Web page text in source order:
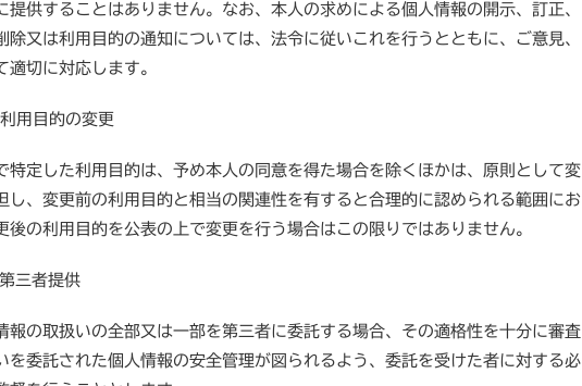
提供することはありません。なお、本人の求めによる個人情報の開示、訂正、
除又は利用目的の通知については、法令に従いこれを行うとともに、ご意見、
適切に対応します。
用目的の変更
特定した利用目的は、予め本人の同意を得た場合を除くほかは、原則として変
し、変更前の利用目的と相当の関連性を有すると合理的に認められる範囲にお
後の利用目的を公表の上で変更を行う場合はこの限りではありません。
三者提供
報の取扱いの全部又は一部を第三者に委託する場合、その適格性を十分に審査
を委託された個人情報の安全管理が図られるよう、委託を受けた者に対する必